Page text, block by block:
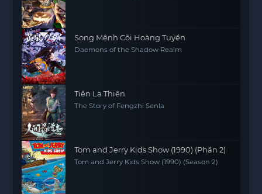
Song Mệnh Cõi Hoàng Tuyền
Daemons of the Shadow Realm
Tiên La Thiên
The Story of Fengzhi Senla
Tom and Jerry Kids Show (1990) (Phần 2)
Tom and Jerry Kids Show (1990) (Season 2)